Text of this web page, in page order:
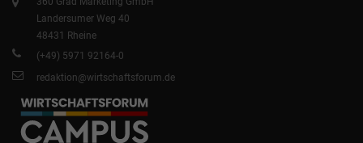
Landersumer Weg 40
48431 Rheine
(+49) 5971 92164-0
redaktion@wirtschaftsforum.de